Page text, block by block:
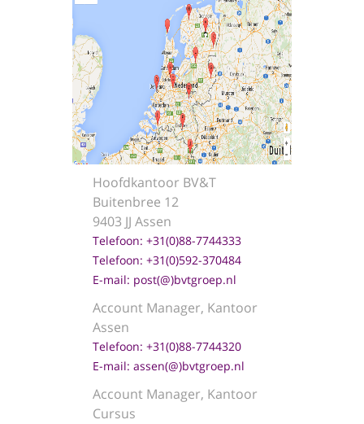
Hoofdkantoor BV&T
Buitenbree 12
9403 JJ Assen
Telefoon: +31(0)88-7744333
Telefoon: +31(0)592-370484
E-mail: post(@)bvtgroep.nl
Account Manager, Kantoor
Assen
Telefoon: +31(0)88-7744320
E-mail: assen(@)bvtgroep.nl
Account Manager, Kantoor
Cursus